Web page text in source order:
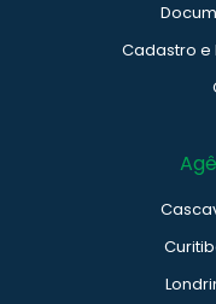
Cadastro